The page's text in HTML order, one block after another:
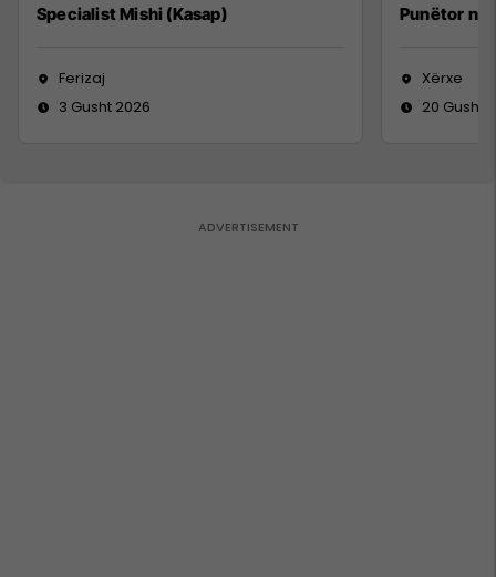
Specialist Mishi (Kasap)
Ferizaj
3 Gusht 2026
Punëtor në
Xërxe
20 Gusht